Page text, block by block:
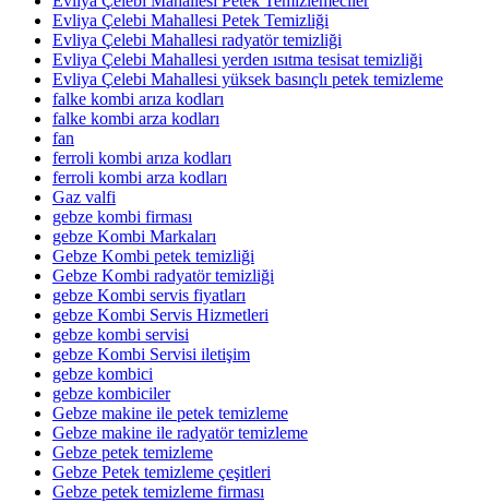
Evliya Çelebi Mahallesi Petek Temizliği
Evliya Çelebi Mahallesi radyatör temizliği
Evliya Çelebi Mahallesi yerden ısıtma tesisat temizliği
Evliya Çelebi Mahallesi yüksek basınçlı petek temizleme
falke kombi arıza kodları
falke kombi arza kodları
fan
ferroli kombi arıza kodları
ferroli kombi arza kodları
Gaz valfi
gebze kombi firması
gebze Kombi Markaları
Gebze Kombi petek temizliği
Gebze Kombi radyatör temizliği
gebze Kombi servis fiyatları
gebze Kombi Servis Hizmetleri
gebze kombi servisi
gebze Kombi Servisi iletişim
gebze kombici
gebze kombiciler
Gebze makine ile petek temizleme
Gebze makine ile radyatör temizleme
Gebze petek temizleme
Gebze Petek temizleme çeşitleri
Gebze petek temizleme firması